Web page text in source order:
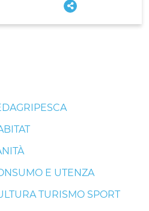
E UTENZA
TURISMO SPORT